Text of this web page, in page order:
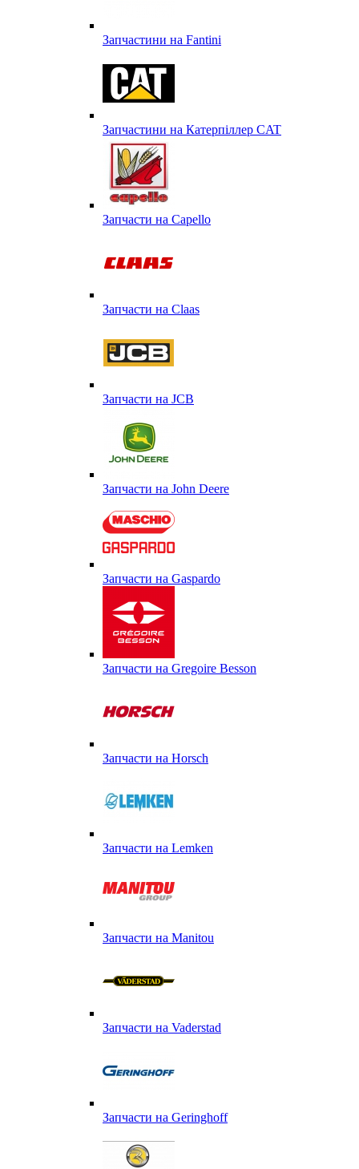
Запчастини на Fantini
Запчастини на Катерпіллер CAT
Запчасти на Capello
Запчасти на Сlaas
Запчасти на JCB
Запчасти на John Deere
Запчасти на Gaspardo
Запчасти на Gregoire Besson
Запчасти на Horsch
Запчасти на Lemken
Запчасти на Manitou
Запчасти на Vaderstad
Запчасти на Geringhoff